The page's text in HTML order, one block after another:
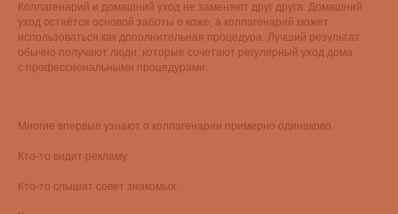
Коллагенарий и домашний уход не заменяют друг друга. Домашний
уход остаётся основой заботы о коже, а коллагенарий может
использоваться как дополнительная процедура. Лучший результат
обычно получают люди, которые сочетают регулярный уход дома
с профессиональными процедурами.
Многие впервые узнают о коллагенарии примерно одинаково.
Кто-то видит рекламу.
Кто-то слышит совет знакомых.